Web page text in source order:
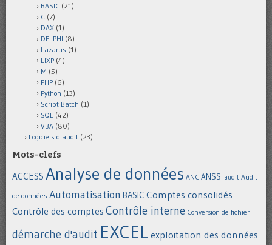
BASIC (21)
C (7)
DAX (1)
DELPHI (8)
Lazarus (1)
LIXP (4)
M (5)
PHP (6)
Python (13)
Script Batch (1)
SQL (42)
VBA (80)
Logiciels d'audit (23)
Mots-clefs
ACCESS Analyse de données ANC ANSSI audit Audit
de données Automatisation BASIC Comptes consolidés
Contrôle des comptes Contrôle interne Conversion de fichier
démarche d'audit EXCEL exploitation des données